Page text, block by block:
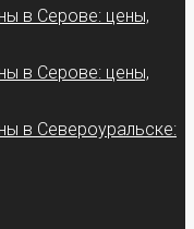
в Серове: цены,
в Серове: цены,
в Североуральске: